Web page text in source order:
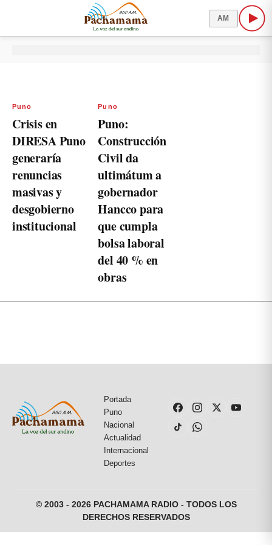
AM
Puno
Crisis en
DIRESA Puno
generaría
renuncias
masivas y
desgobierno
institucional
Puno
Puno:
Construcción
Civil da
ultimátum a
gobernador
Hancco para
que cumpla
bolsa laboral
del 40 % en
obras
Portada
Puno
Nacional
Actualidad
Internacional
Deportes
© 2003 - 2026 PACHAMAMA RADIO - TODOS LOS
DERECHOS RESERVADOS